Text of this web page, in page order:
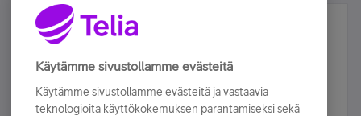
Älä jää paitsi – osallistu ja voita!
Tilaa Telian uutiskirje ja olet mukana arvonnassa.
sähköpostiisi.
Käytämme sivustollamme evästeitä
Käytämme sivustollamme evästeitä ja vastaavia
teknologioita käyttökokemuksen parantamiseksi sekä